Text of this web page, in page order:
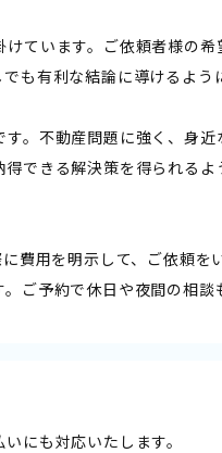
ています。ご依頼者様の希
も有利な結論に導けるよう
。不動産問題に強く、身近
できる解決策を得られるよ
費用を明示して、ご依頼を
ご予約で休日や夜間の相談
にも対応いたします。